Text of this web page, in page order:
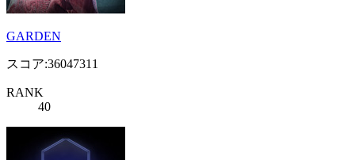
GARDEN
スコア:36047311
RANK
40